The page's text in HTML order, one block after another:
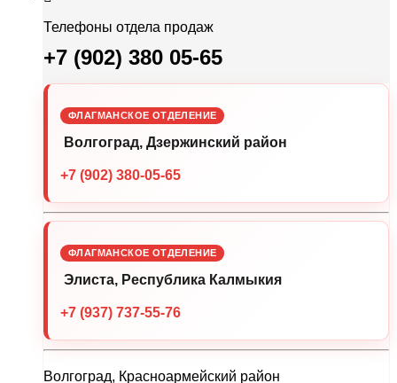
Телефоны отдела продаж
+7 (902) 380 05-65
ФЛАГМАНСКОЕ ОТДЕЛЕНИЕ
Волгоград, Дзержинский район
+7 (902) 380-05-65
ФЛАГМАНСКОЕ ОТДЕЛЕНИЕ
Элиста, Республика Калмыкия
+7 (937) 737-55-76
Волгоград, Красноармейский район